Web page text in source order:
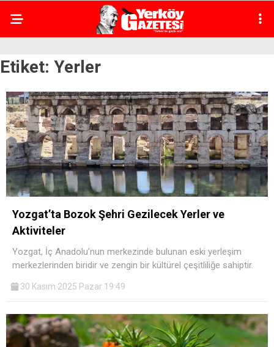
Etiket: Yerler
Yozgat’ta Bozok Şehri Gezilecek Yerler ve
Aktiviteler
Yozgat, İç Anadolu’nun merkezinde bulunan eski yerleşim
merkezlerinden biridir ve zengin bir kültürel çeşitliliğe sahiptir.
30 Kasım 2025 Pazar 19:49